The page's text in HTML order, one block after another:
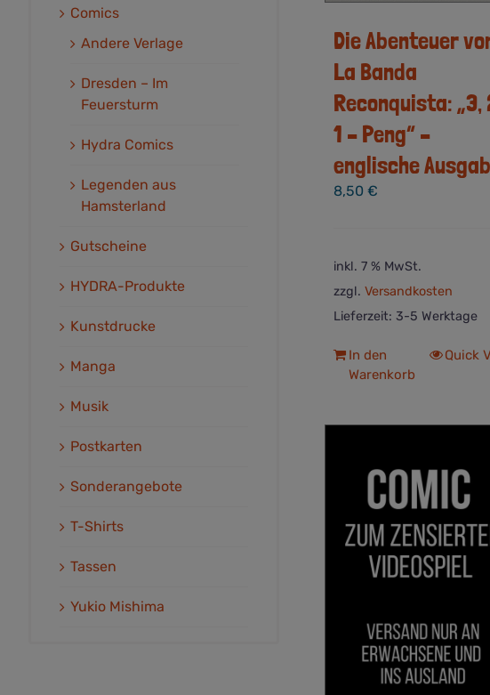
Die Abenteuer
La Banda
Reconquista: „3,
1 – Peng“ –
englische
8,50 €
inkl. 7 % MwSt.
zzgl. Versandkosten
Lieferzeit: 3-5 Werktage
In den
Warenkorb
Quick
Comics
Andere Verlage
Dresden – Im
Feuersturm
Hydra Comics
Legenden aus
Hamsterland
Gutscheine
HYDRA-Produkte
Kunstdrucke
Manga
Musik
Postkarten
Sonderangebote
T-Shirts
Tassen
Yukio Mishima